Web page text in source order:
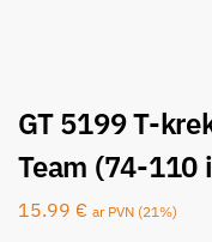
GT 5199 T-
Team (74-110
15.99 € ar PVN (21%)